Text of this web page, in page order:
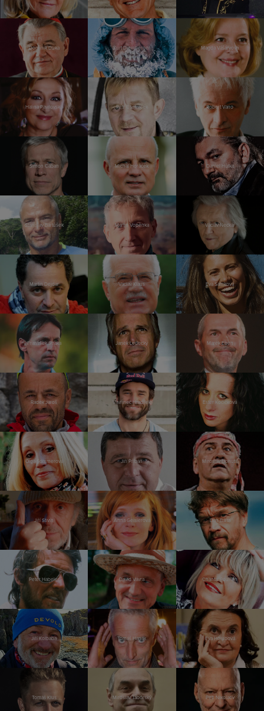
Dominik Duka Kurt Diemberger Magda Vášáryová
Halina Pawlovská Petr Čtvrtníček Robert Vano
Šimon Caban Michal Horáček Daniel Hůlka
Stanislav Bartůšek Martin Vopěnka Václav Neckář
Martin Dejdar Václav Klaus Eva Samková
František Straka Janek Ledecký Marek Eben
Radek Jaroš Vavřinec Hradilek Ester Kočičková
Olga Sommerová Jiří Přibáň Miroslav Donutil
Jiří Stivín Anna Geislerová Dan Bárta
Peter Habeler David Vávra Chantal Poullain
Jiří Kolbaba Tomáš Hanák Eva Holubová
Tomáš Klus Miroslav Táborský Petr Nikolaev